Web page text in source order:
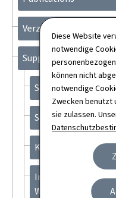
Diese Website
notwendige
können nicht
notwendige
Zwecken benutzt
sie zulassen.
Verzeichnis
Support
Sitemap
Suche
Kontakt
Informationen zur
Webseite